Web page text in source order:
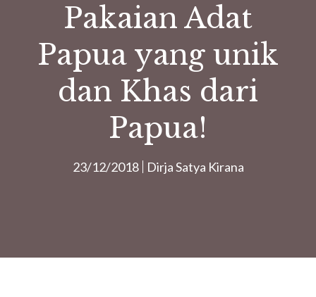
Pakaian Adat
Papua yang unik
dan Khas dari
Papua!
23/12/2018 Dirja Satya Kirana